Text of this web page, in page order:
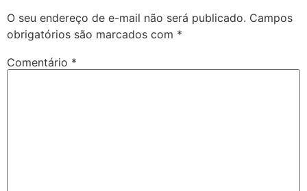
O seu endereço de e-mail não será publicado. Campos
obrigatórios são marcados com *
Comentário *